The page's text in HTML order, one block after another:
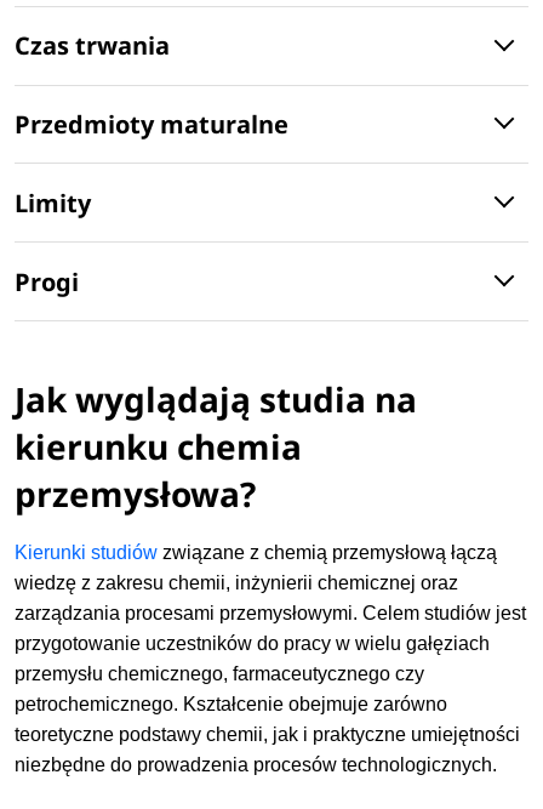
Czas trwania
Przedmioty maturalne
Limity
Progi
Jak wyglądają studia na
kierunku chemia
przemysłowa?
Kierunki studiów związane z chemią przemysłową łączą
wiedzę z zakresu chemii, inżynierii chemicznej oraz
zarządzania procesami przemysłowymi. Celem studiów jest
przygotowanie uczestników do pracy w wielu gałęziach
przemysłu chemicznego, farmaceutycznego czy
petrochemicznego. Kształcenie obejmuje zarówno
teoretyczne podstawy chemii, jak i praktyczne umiejętności
niezbędne do prowadzenia procesów technologicznych.